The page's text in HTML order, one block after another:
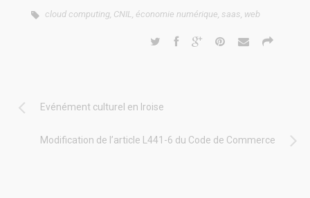
cloud computing, CNIL, économie numérique, saas, web
Evénément culturel en Iroise
Modification de l’article L441-6 du Code de Commerce